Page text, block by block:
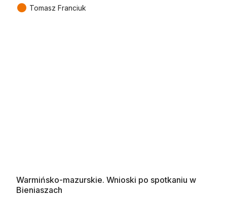
● Tomasz Franciuk
Warmińsko-mazurskie. Wnioski po spotkaniu w
Bieniaszach